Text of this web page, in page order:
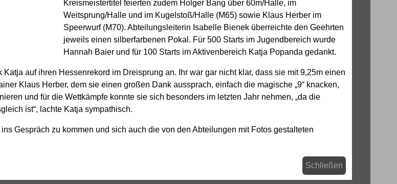
Kreismeistertitel feierten zudem Holger Bang über 60m/Halle, im
Weitsprung/Halle und im Kugelstoß/Halle (M65) sowie Klaus Herber im
Speerwurf (M70). Abteilungsleiterin Isabelle Bienek überreichte den Geehrten
jeweils einen silberfarbenen Pokal. Für 500 Starts im Jugendbereich wurde
Hannah Baier und für 100 Starts im Aktivenbereich Katja Popanda gedankt.
auf ihren Hessenrekord im Dreisprung an. Ihr war gar nicht klar, dass sie mit 9,25m einen
Klaus Herber, dem sie einen großen Dank aussprach, einfach die magische „9“ knacken,
und für die Wettkämpfe konnte sie sich besonders im letzten Jahr nehmen, „da die
ist“, lachte Katja sympathisch.
Gespräch zu kommen und sich auch die von den Abteilungen mit Fotos gestalteten
Schließen